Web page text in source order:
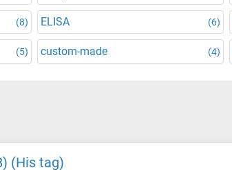
(8) ELISA (6)
(5) custom-made (4)
(His tag)